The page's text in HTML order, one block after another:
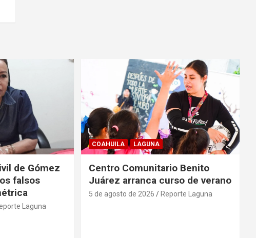
de Gómez
falsos
Laguna
COAHUILA LAGUNA
Centro Comunitario Benito
Juárez arranca curso de verano
5 de agosto de 2026 Reporte Laguna